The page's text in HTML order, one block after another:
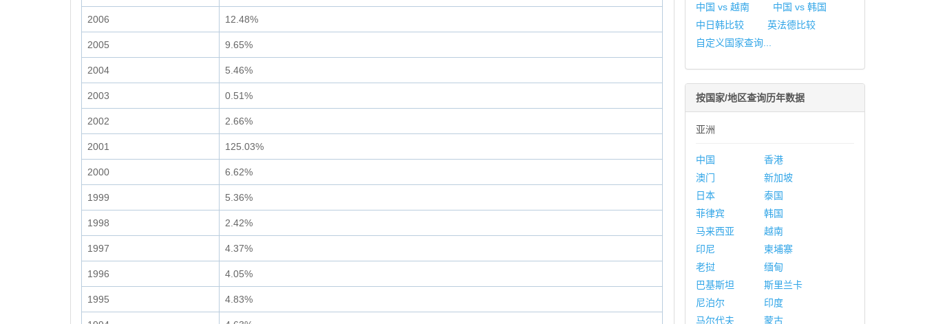
2006 12.48%
2005 9.65%
2004 5.46%
2003 0.51%
2002 2.66%
2001 125.03%
2000 6.62%
1999 5.36%
1998 2.42%
1997 4.37%
1996 4.05%
1995 4.83%
中国 vs 越南
中国 vs 韩国
中日韩比较
英法德比较
自定义国家查询...
按国家/地区查询历年数据
亚洲
中国
香港
澳门
新加坡
日本
泰国
菲律宾
韩国
马来西亚
越南
印尼
柬埔寨
老挝
缅甸
巴基斯坦
斯里兰卡
尼泊尔
印度
马尔代夫
蒙古